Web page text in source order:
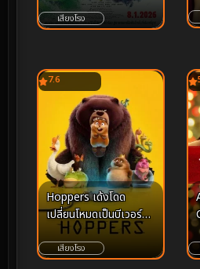
เสียงโรง
7.6
Hoppers เด้งโดด
เปลี่ยนโหมดเป็นบีเวอร์
(2026)
เสียงโรง